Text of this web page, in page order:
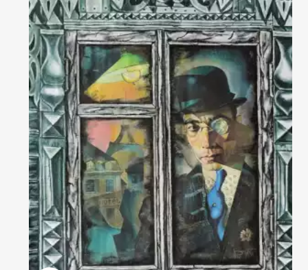
Домен: rakovgallery.ru